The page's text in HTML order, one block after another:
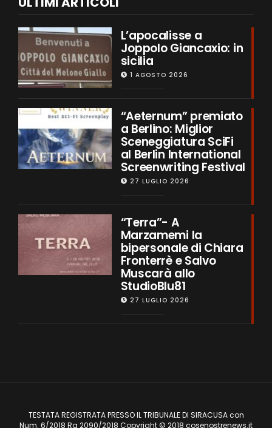
L’apocalisse a
Joppolo Giancaxio: in
sicilia
1 AGOSTO 2026
“Aeternum” premiato
a Berlino: Miglior
Sceneggiatura SciFi
al Berlin International
Screenwriting Festival
27 LUGLIO 2026
“Terra”- A
Marzamemi la
bipersonale di Chiara
Fronterrè e Salvo
Muscarà allo
StudioBlu81
27 LUGLIO 2026
TESTATA REGISTRATA PRESSO IL TRIBUNALE DI SIRACUSA con
Num. 6/2018 Rg 2090/2018 Copyright © 2018 cosenostrenews.it